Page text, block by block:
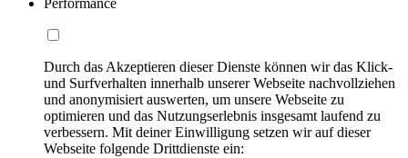
Performance
Durch das Akzeptieren dieser Dienste können wir das Klick-
und Surfverhalten innerhalb unserer Webseite nachvollziehen
und anonymisiert auswerten, um unsere Webseite zu
optimieren und das Nutzungserlebnis insgesamt laufend zu
verbessern. Mit deiner Einwilligung setzen wir auf dieser
Webseite folgende Drittdienste ein: